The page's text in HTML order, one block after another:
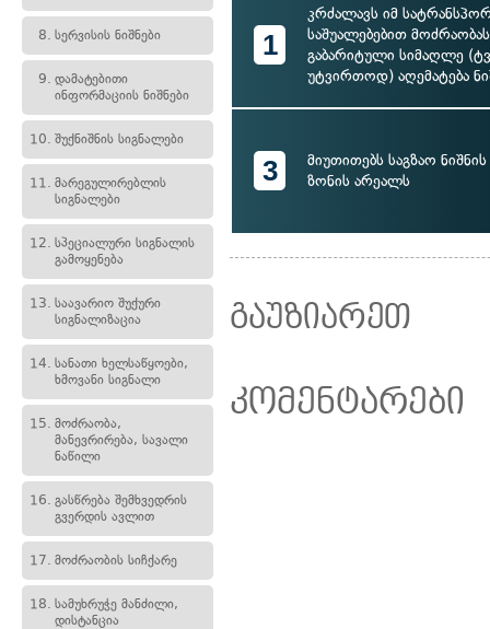
8. სერვისის ნიშნები
9. დამატებითი
ინფორმაციის ნიშნები
10. შუქნიშნის სიგნალები
11. მარეგულირებლის
სიგნალები
12. სპეციალური სიგნალის
გამოყენება
13. საავარიო შუქური
სიგნალიზაცია
14. სანათი ხელსაწყოები,
ხმოვანი სიგნალი
15. მოძრაობა,
მანევრირება, სავალი
ნაწილი
16. გასწრება შემხვედრის
გვერდის ავლით
17. მოძრაობის სიჩქარე
18. სამუხრუჭე მანძილი,
დისტანცია
1
კრძალავს იმ
საშუალებებით
გაბარიტული სიმაღლე
უტვირთოდ) აღემატება
3
მიუთითებს საგზაო
ზონის არეალს
გაუზიარეთ
კომენტარები